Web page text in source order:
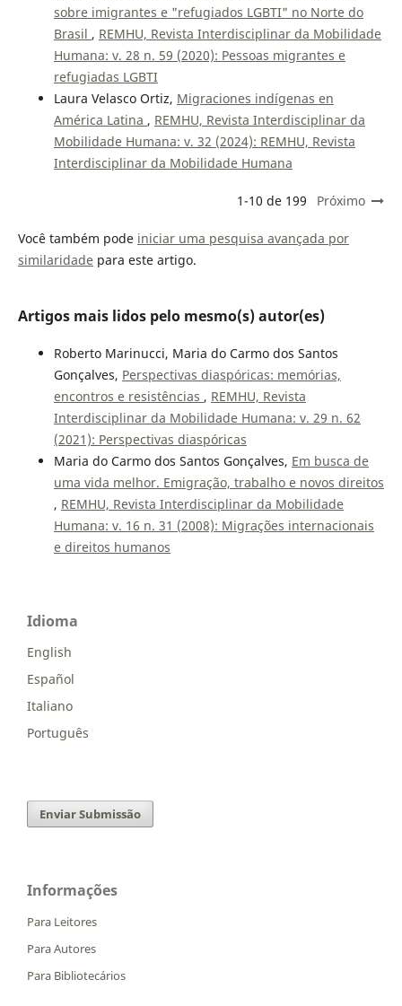
sobre imigrantes e "refugiados LGBTI" no Norte do
Brasil , REMHU, Revista Interdisciplinar da Mobilidade
Humana: v. 28 n. 59 (2020): Pessoas migrantes e
refugiadas LGBTI
Laura Velasco Ortiz, Migraciones indígenas en
América Latina , REMHU, Revista Interdisciplinar da
Mobilidade Humana: v. 32 (2024): REMHU, Revista
Interdisciplinar da Mobilidade Humana
1-10 de 199 Próximo
Você também pode iniciar uma pesquisa avançada por
similaridadepara este artigo.
Artigos mais lidos pelo mesmo(s) autor(es)
Roberto Marinucci, Maria do Carmo dos Santos
Gonçalves, Perspectivas diaspóricas: memórias,
encontros e resistências , REMHU, Revista
Interdisciplinar da Mobilidade Humana: v. 29 n. 62
(2021): Perspectivas diaspóricas
Maria do Carmo dos Santos Gonçalves, Em busca de
uma vida melhor. Emigração, trabalho e novos direitos
, REMHU, Revista Interdisciplinar da Mobilidade
Humana: v. 16 n. 31 (2008): Migrações internacionais
e direitos humanos
Idioma
English
Español
Italiano
Português
Enviar Submissão
Informações
Para Leitores
Para Autores
Para Bibliotecários